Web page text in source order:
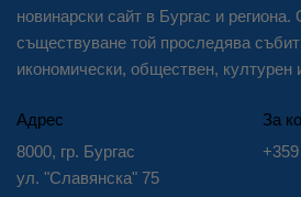
новинарски сайт в Бургас и
съществуване той проследява
икономически, обществен, културен
Адрес
8000, гр. Бургас
ул. "Славянска" 75
За